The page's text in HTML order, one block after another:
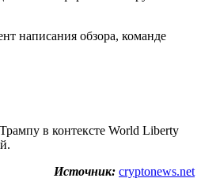
написания обзора, команде
в контексте World Liberty
Источник: cryptonews.net